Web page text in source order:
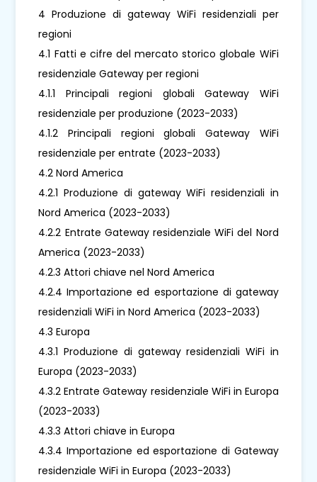
4 Produzione di gateway WiFi residenziali per
regioni
4.1 Fatti e cifre del mercato storico globale WiFi
residenziale Gateway per regioni
4.1.1 Principali regioni globali Gateway WiFi
residenziale per produzione (2023-2033)
4.1.2 Principali regioni globali Gateway WiFi
residenziale per entrate (2023-2033)
4.2 Nord America
4.2.1 Produzione di gateway WiFi residenziali in
Nord America (2023-2033)
4.2.2 Entrate Gateway residenziale WiFi del Nord
America (2023-2033)
4.2.3 Attori chiave nel Nord America
4.2.4 Importazione ed esportazione di gateway
residenziali WiFi in Nord America (2023-2033)
4.3 Europa
4.3.1 Produzione di gateway residenziali WiFi in
Europa (2023-2033)
4.3.2 Entrate Gateway residenziale WiFi in Europa
(2023-2033)
4.3.3 Attori chiave in Europa
4.3.4 Importazione ed esportazione di Gateway
residenziale WiFi in Europa (2023-2033)